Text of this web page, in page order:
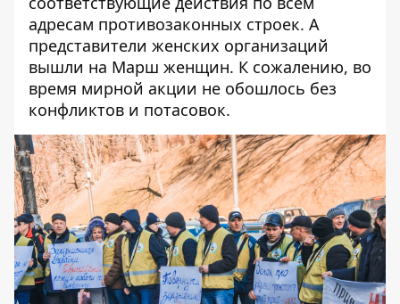
адресам противозаконных строек. А
представители женских организаций
вышли на Марш женщин. К сожалению, во
время мирной акции не обошлось без
конфликтов и потасовок.